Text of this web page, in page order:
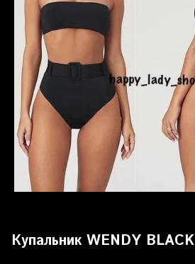
Купальник WENDY BLACK